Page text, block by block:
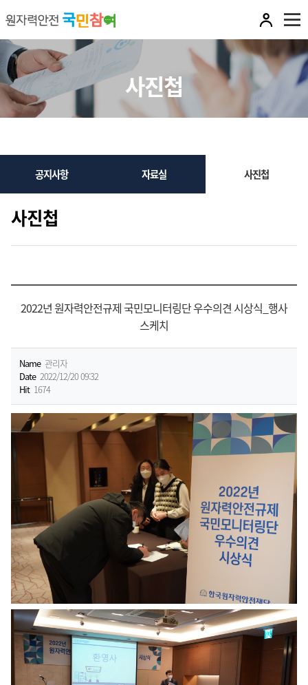
전
체
메
사진첩
공지사항 자료실 사진첩
사진첩
2022년 원자력안전규제 국민모니터링단 우수의견 시상식_행사
스케치
Name 관리자
Date 2022/12/20 09:32
Hit 1674